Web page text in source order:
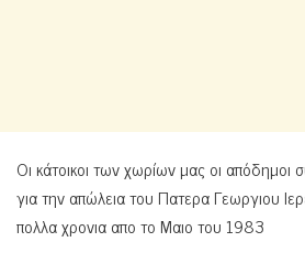
Οι κάτοικοι των χωρίων μας οι απόδημοι
για την απώλεια του Πατερα Γεωργιου
πολλα χρονια απο το Μαιο του 1983